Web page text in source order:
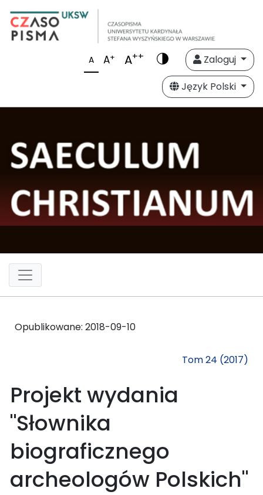
A A+ A++
Zaloguj
Język Polski
Opublikowane: 2018-09-10
Tom 24 (2017)
Projekt wydania
"Słownika
biograficznego
archeologów Polskich"